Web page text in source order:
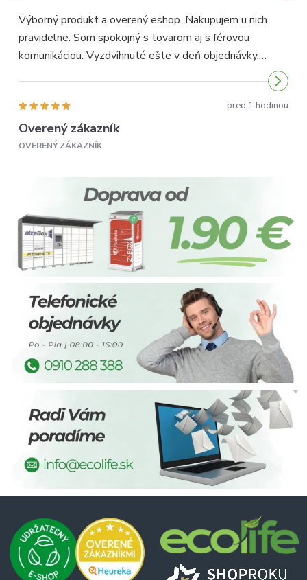
Výborný produkt a overený eshop. Nakupujem u nich
pravidelne. Som spokojný s tovarom aj s férovou
komunikáciou. Vyzdvihnuté ešte v deň objednávky.
pred 1 hodinou
Overený zákazník
OVERENÝ ZÁKAZNÍK